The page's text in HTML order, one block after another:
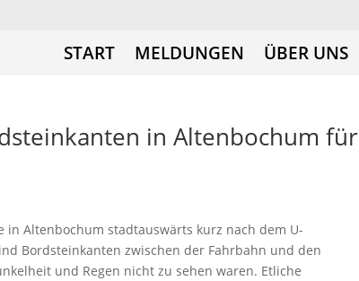
START MELDUNGEN ÜBER UNS
in Altenbochum für
Altenbochum stadtauswärts kurz nach dem U-
Bordsteinkanten zwischen der Fahrbahn und den
und Regen nicht zu sehen waren. Etliche